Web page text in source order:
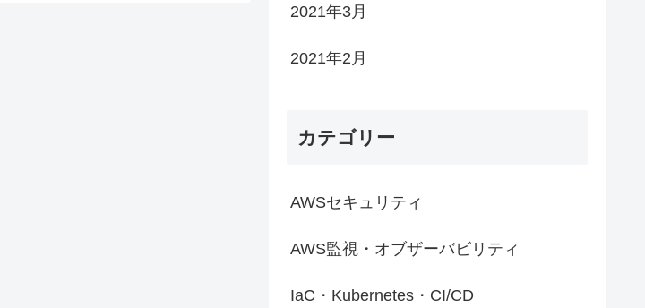
2021年3月
2021年2月
カテゴリー
AWSセキュリティ
AWS監視・オブザーバビリティ
IaC・Kubernetes・CI/CD